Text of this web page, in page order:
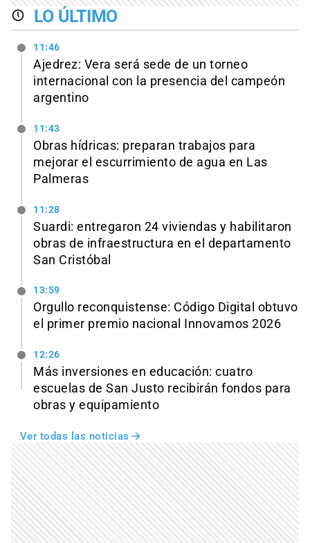
LO ÚLTIMO
11:46
Ajedrez: Vera será sede de un torneo
internacional con la presencia del campeón
argentino
11:43
Obras hídricas: preparan trabajos para
mejorar el escurrimiento de agua en Las
Palmeras
11:28
Suardi: entregaron 24 viviendas y habilitaron
obras de infraestructura en el departamento
San Cristóbal
13:59
Orgullo reconquistense: Código Digital obtuvo
el primer premio nacional Innovamos 2026
12:26
Más inversiones en educación: cuatro
escuelas de San Justo recibirán fondos para
obras y equipamiento
Ver todas las noticias